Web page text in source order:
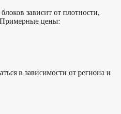
зависит от плотности,
Примерные цены:
в зависимости от региона и